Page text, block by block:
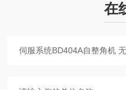
在